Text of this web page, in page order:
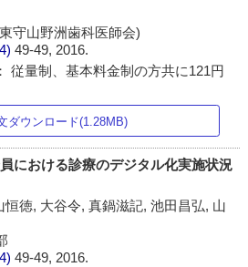
守山野洲歯科医師会)
49-49, 2016.
従量制、基本料金制の方共に121円
ダウンロード(1.28MB)
における診療のデジタル化実施状況
徳, 大谷令, 真鍋滋記, 池田昌弘, 山
49-49, 2016.